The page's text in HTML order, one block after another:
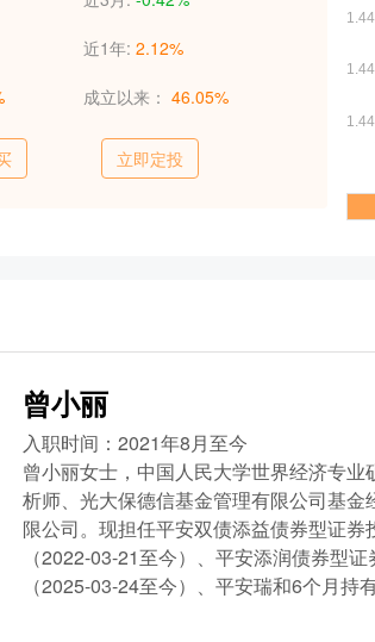
近1年: 2.12%
成立以来： 46.05%
立即定投
曾小丽
入职时间：2021年8月至今
曾小丽女士，中国人民大学世界经济专
析师、光大保德信基金管理有限公司基
限公司。现担任平安双债添益债券型证
（2022-03-21至今）、平安添润债券型
（2025-03-24至今）、平安瑞和6个月持